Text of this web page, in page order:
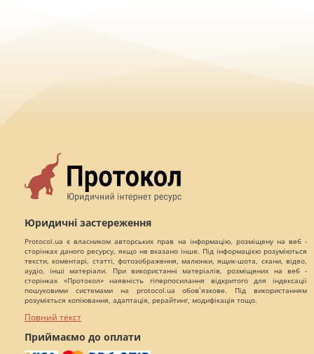
Юридичні застереження
Protocol.ua є власником авторських прав на інформацію, розміщену на веб -
сторінках даного ресурсу, якщо не вказано інше. Під інформацією розуміються
тексти, коментарі, статті, фотозображення, малюнки, ящик-шота, скани, відео,
аудіо, інші матеріали. При використанні матеріалів, розміщених на веб -
сторінках «Протокол» наявність гіперпосилання відкритого для індексації
пошуковими системами на protocol.ua обов`язкове. Під використанням
розуміється копіювання, адаптація, рерайтинг, модифікація тощо.
Повний текст
Приймаємо до оплати